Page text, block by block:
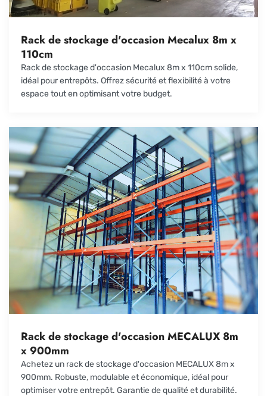
Rack de stockage d'occasion Mecalux 8m x
110cm
Rack de stockage d'occasion Mecalux 8m x 110cm solide,
idéal pour entrepôts. Offrez sécurité et flexibilité à votre
espace tout en optimisant votre budget.
Rack de stockage d'occasion MECALUX 8m
x 900mm
Achetez un rack de stockage d'occasion MECALUX 8m x
900mm. Robuste, modulable et économique, idéal pour
optimiser votre entrepôt. Garantie de qualité et durabilité.